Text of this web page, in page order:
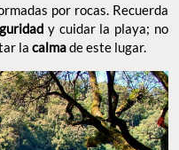
por rocas. Recuerda
y cuidar la playa; no
la calmade este lugar.